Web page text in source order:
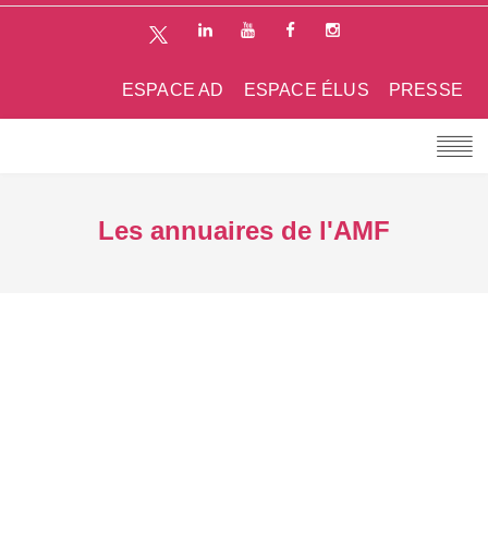
PRESSE
ESPACE ÉLUS
ESPACE AD
Les annuaires de l'AMF